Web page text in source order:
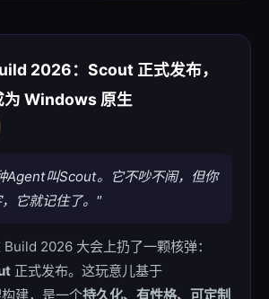
2026：Scout 正式发布，
Windows 原生
Agent叫Scout。它不吵不闹，但你
它就记住了。"
2026 大会上扔了一颗核弹：
正式发布。这玩意儿基于
建，是一个持久化、有性格、可定制